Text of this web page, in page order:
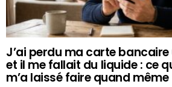
J’ai perdu ma carte
et il me fallait du liquide : ce
m’a laissé faire quand même